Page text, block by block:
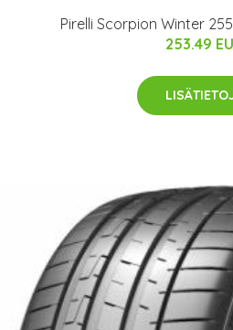
Pirelli Scorpion Winter
253.49